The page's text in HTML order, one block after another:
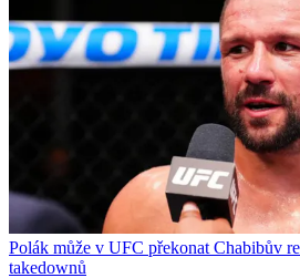
Polák může v UFC překonat Chabibův
takedownů